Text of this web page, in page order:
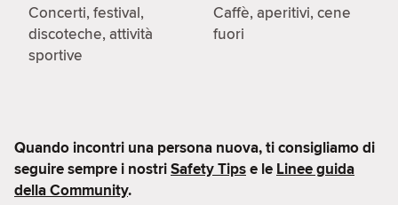
Concerti, festival,
discoteche, attività
sportive
Caffè, aperitivi, cene
fuori
Quando incontri una persona nuova, ti consigliamo di
seguire sempre i nostriSafety Tipse le Linee guida
della Community.